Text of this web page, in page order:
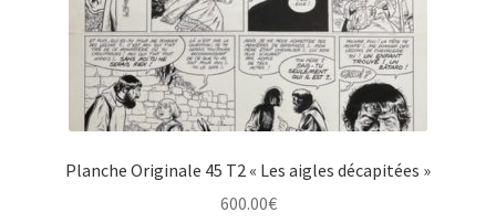
Planche Originale 45 T2 « Les aigles décapitées »
600.00€